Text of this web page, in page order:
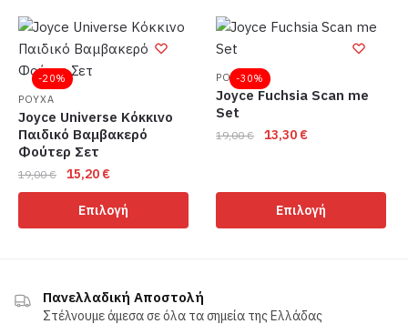
έχει
πολλαπλές
παραλλαγές.
Οι
επιλογές
μπορούν
να
επιλεγούν
σελίδα
παραλλαγές.
Οι
επιλογές
μπορούν
να
επιλεγούν
προϊόντος
-20%
ΡΟΥΧΑ
Joyce Universe Κόκκινο
Παιδικό Βαμβακερό
Φούτερ Σετ
19,00€
Original
price
was:
19,00 €.
15,20 €Η
τρέχουσα
τιμή
είναι:
Επιλογή
το
πολλαπλές
παραλλαγές.
-30%
ΡΟΥΧΑ
Joyce Fuchsia Scan me
Set
19,00€
Original
19,00 €.
13,30 €Η
είναι:
13,30 €.
Επιλογή
έχει
επιλογές
Πανελλαδική Αποστολή
Στέλνουμε άμεσα σε όλα τα σημεία της Ελλάδας